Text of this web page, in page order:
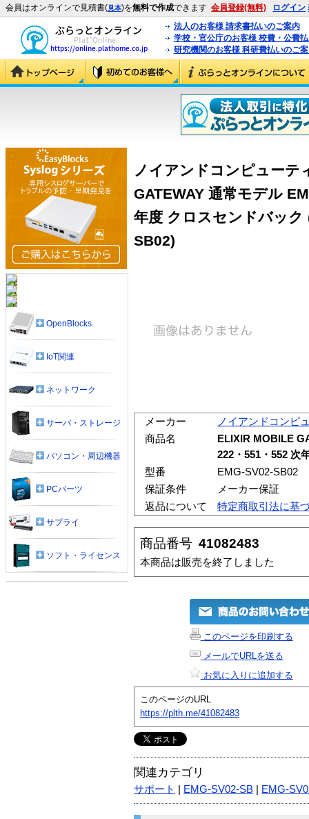
会員はオンラインで見積書(見本)を無料で作成できます 会員登録(無料) ログイン
法人のお客様 請求書払いのご案内
学校・官公庁のお客様 校費・公費
研究機関のお客様 科研費払いのご
ノイアンドコンピューテ
GATEWAY 通常モデル
年度 クロスセンドバック
SB02)
メーカー
ノイアンドコンピ
商品名
ELIXIR MOBILE
222・551・552 次
型番
EMG-SV02-SB02
保証条件
メーカー保証
返品について
特定商取引法に基
商品番号 41082483
本商品は販売を終了しました
このページを印刷する
メールでURLを送る
お気に入りに追加する
このページのURL
https://plth.me/41082483
関連カテゴリ
サポート EMG-SV02-SB EMG-
OpenBlocks
IoT関連
ネットワーク
サーバ・ストレージ
パソコン・周辺機器
PCパーツ
サプライ
ソフト・ライセンス